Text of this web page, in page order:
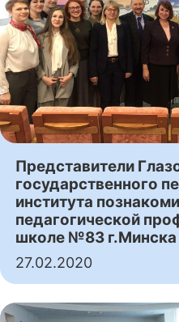
Представители
государственного
института
педагогической
школе №83
27.02.2020